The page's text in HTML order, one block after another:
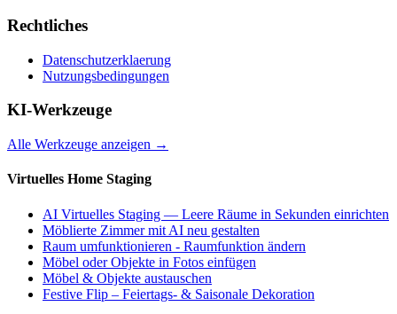
Rechtliches
Datenschutzerklaerung
Nutzungsbedingungen
KI-Werkzeuge
Alle Werkzeuge anzeigen →
Virtuelles Home Staging
AI Virtuelles Staging — Leere Räume in Sekunden einrichten
Möblierte Zimmer mit AI neu gestalten
Raum umfunktionieren - Raumfunktion ändern
Möbel oder Objekte in Fotos einfügen
Möbel & Objekte austauschen
Festive Flip – Feiertags- & Saisonale Dekoration